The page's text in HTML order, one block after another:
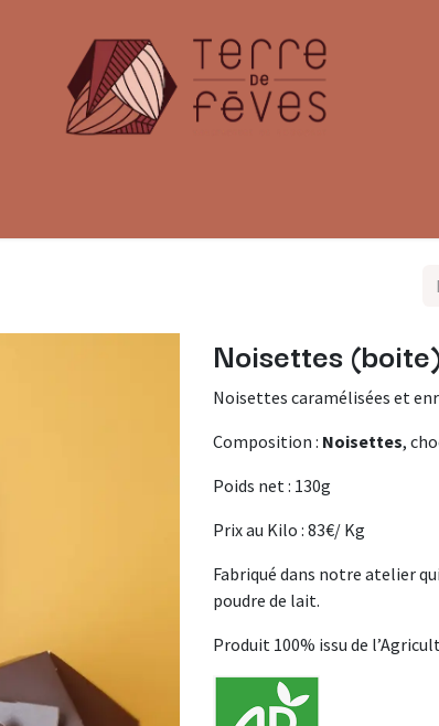
Noisettes
Noisettes caramélisées et
Composition : Noisettes,
Poids net : 130g
Prix au Kilo : 83€/ Kg
Fabriqué dans notre atelier
poudre de lait.
Produit 100% issu de